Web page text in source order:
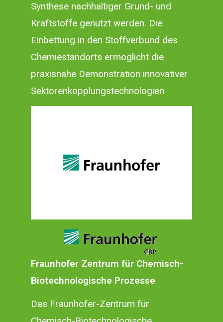
Synthese nachhaltiger Grund- und
Kraftstoffe genutzt werden. Die
Einbettung in den Stoffverbund des
Chemiestandorts ermöglicht die
praxisnahe Demonstration innovativer
Sektorenkopplungstechnologien
Fraunhofer Zentrum für Chemisch-
Biotechnologische Prozesse
Das Fraunhofer-Zentrum für